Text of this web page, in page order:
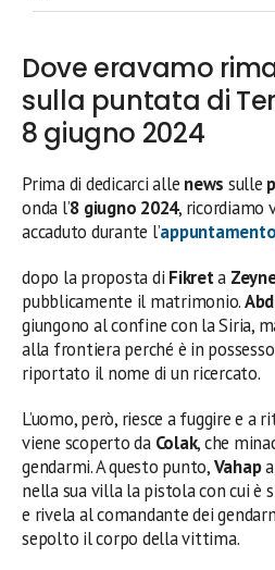
Dove eravamo
sulla puntata di
8 giugno 2024
Prima di dedicarci alle news sulle
onda l’8 giugno 2024, ricordiamo
accaduto durante l’
dopo la proposta di Fikreta
pubblicamente il matrimonio.
giungono al confine con la Siria,
alla frontiera perché è in
riportato il nome di un ricercato.
L’uomo, però, riesce a fuggire e a
viene scoperto da Colak, che
gendarmi. A questo punto,Vahap
nella sua villa la pistola con cui è
e rivela al comandante dei
sepolto il corpo della vittima.